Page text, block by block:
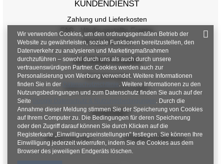
UNDENDIENST
Zahlung und Lieferkosten
FAQ - Häufig gestellte Fragen
Rückgabepolitik
INFORMATIONEN
Verordnungen
Datenschutzbestimmungen
KONTAKT
+48 601 547 740 hurt@factoryprice.eu
Wir verwenden Cookies, um den ordnungsgemäßen Betrieb der
Website zu gewährleisten, soziale Funktionen bereitzustellen, den
Datenverkehr zu analysieren und Marketingmaßnahmen
durchzuführen – sowohl durch uns als auch durch unsere
vertrauenswürdigen Partner. Cookies werden auch zur
Personalisierung von Werbung verwendet. Weitere Informationen
finden Sie in der
Datenschutzrichtlinie. Weitere Informationen zu den
Nutzungsbedingungen und zum Datenschutz finden Sie auch auf der
Seite
. Durch die
Annahme dieser Meldung stimmen Sie der Speicherung von Cookies
auf Ihrem Computer zu. Die Bedingungen für deren Speicherung
oder den Zugriff darauf können Sie durch Klicken auf die
Registerkarte „Einwilligungseinstellungen" festlegen. Sie können Ihre
Einwilligung jederzeit widerrufen, indem Sie die Cookies aus dem
Browser des jeweiligen Endgeräts löschen.